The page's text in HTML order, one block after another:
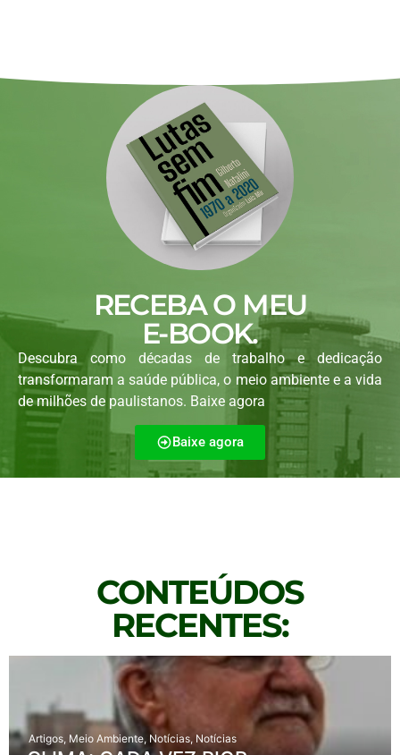
RECEBA O MEU
E-BOOK.
Descubra como décadas de trabalho e dedicação
transformaram a saúde pública, o meio ambiente e a vida
de milhões de paulistanos. Baixe agora
Baixe agora
CONTEÚDOS
RECENTES:
Artigos Meio Ambiente, Notícias, Notícias